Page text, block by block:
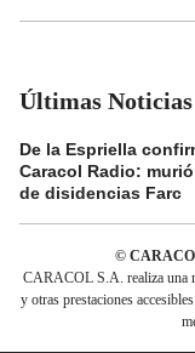
Últimas Noticias
De la Espriella
Caracol Radio: murió
de disidencias Farc
©
CARACOL S.A. realiza una
y otras prestaciones